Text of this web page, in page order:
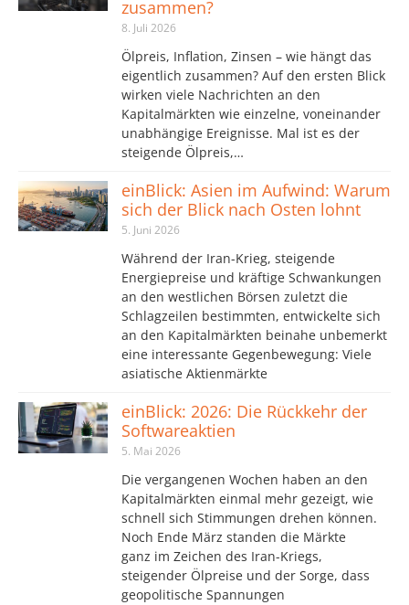
zusammen?
8. Juli 2026
Ölpreis, Inflation, Zinsen – wie hängt das
eigentlich zusammen? Auf den ersten Blick
wirken viele Nachrichten an den
Kapitalmärkten wie einzelne, voneinander
unabhängige Ereignisse. Mal ist es der
steigende Ölpreis,…
einBlick: Asien im Aufwind: Warum
sich der Blick nach Osten lohnt
5. Juni 2026
Während der Iran-Krieg, steigende
Energiepreise und kräftige Schwankungen
an den westlichen Börsen zuletzt die
Schlagzeilen bestimmten, entwickelte sich
an den Kapitalmärkten beinahe unbemerkt
eine interessante Gegenbewegung: Viele
asiatische Aktienmärkte
einBlick: 2026: Die Rückkehr der
Softwareaktien
5. Mai 2026
Die vergangenen Wochen haben an den
Kapitalmärkten einmal mehr gezeigt, wie
schnell sich Stimmungen drehen können.
Noch Ende März standen die Märkte
ganz im Zeichen des Iran-Kriegs,
steigender Ölpreise und der Sorge, dass
geopolitische Spannungen